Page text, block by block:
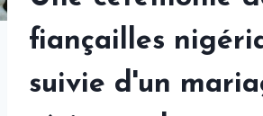
fiançailles
suivie d'un